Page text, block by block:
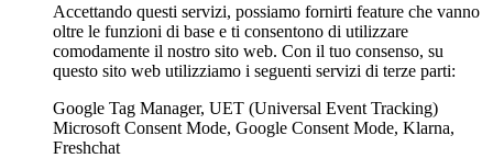
Accettando questi servizi, possiamo fornirti feature che vanno
oltre le funzioni di base e ti consentono di utilizzare
comodamente il nostro sito web. Con il tuo consenso, su
questo sito web utilizziamo i seguenti servizi di terze parti:
Google Tag Manager, UET (Universal Event Tracking)
Microsoft Consent Mode, Google Consent Mode, Klarna,
Freshchat